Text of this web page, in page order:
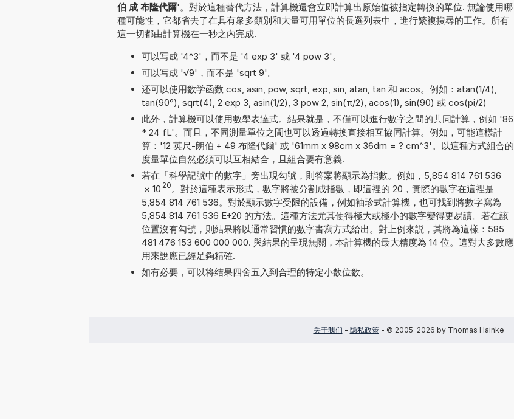
伯 成 布隆代爾'。對於這種替代方法，計算機還會立即計算出原始值被指定轉換的單位. 無論使用哪
種可能性，它都省去了在具有衆多類別和大量可用單位的長選列表中，進行繁複搜尋的工作。所有
這一切都由計算機在一秒之內完成.
可以写成 '4^3'，而不是 '4 exp 3' 或 '4 pow 3'。
可以写成 '√9'，而不是 'sqrt 9'。
还可以使用数学函数 cos, asin, pow, sqrt, exp, sin, atan, tan 和 acos。例如：atan(1/4),
tan(90°), sqrt(4), 2 exp 3, asin(1/2), 3 pow 2, sin(π/2), acos(1), sin(90) 或 cos(pi/2)
此外，計算機可以使用數學表達式。結果就是，不僅可以進行數字之間的共同計算，例如 '86
* 24 fL'。而且，不同測量單位之間也可以透過轉換直接相互協同計算。例如，可能這樣計
算：'12 英尺-朗伯 + 49 布隆代爾' 或 '61mm x 98cm x 36dm = ? cm^3'。以這種方式組合的
度量單位自然必須可以互相結合，且組合要有意義.
若在「科學記號中的數字」旁出現勾號，則答案將顯示為指數。例如，5,854 814 761 536
× 10 20 。對於這種表示形式，數字將被分割成指數，即這裡的 20，實際的數字在這裡是
5,854 814 761 536。對於顯示數字受限的設備，例如袖珍式計算機，也可找到將數字寫為
5,854 814 761 536 E+20 的方法。這種方法尤其使得極大或極小的數字變得更易讀。若在該
位置沒有勾號，則結果將以通常習慣的數字書寫方式給出。對上例來説，其將為這樣：585
481 476 153 600 000 000. 與結果的呈現無關，本計算機的最大精度為 14 位。這對大多數應
用來說應已經足夠精確.
如有必要，可以将结果四舍五入到合理的特定小数位数。
关于我们 - 隐私政策- © 2005-2026 by Thomas Hainke